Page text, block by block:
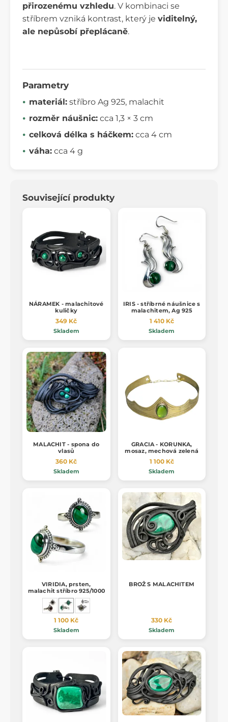
přirozenému vzhledu. V kombinaci se
stříbrem vzniká kontrast, který je viditelný,
ale nepůsobí přeplácaně.
Parametry
materiál: stříbro Ag 925, malachit
rozměr náušnic: cca 1,3 × 3 cm
celková délka s háčkem: cca 4 cm
váha: cca 4 g
Související produkty
NÁRAMEK - malachitové
kuličky
349 Kč
Skladem
IRIS - stříbrné náušnice s
malachitem, Ag 925
1 410 Kč
Skladem
MALACHIT - spona do
vlasů
360 Kč
Skladem
GRACIA - KORUNKA,
mosaz, mechová zelená
1 100 Kč
Skladem
VIRIDIA, prsten,
malachit stříbro 925/1000
1 100 Kč
Skladem
BROŽ S MALACHITEM
330 Kč
Skladem